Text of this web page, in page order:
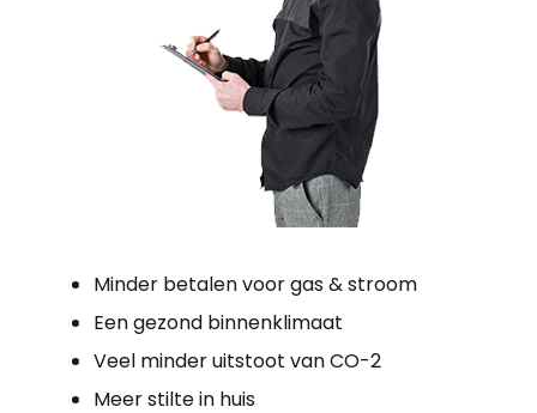
Minder betalen voor gas & stroom
Een gezond binnenklimaat
Veel minder uitstoot van CO-2
Meer stilte in huis